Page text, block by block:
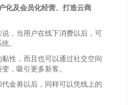
化及会员化经营、打造云商
，当用户在线下消费以后，可
。
性，而且也可以通过社交空间
，吸引更多新客。
金劵以后，同样可以凭线上的